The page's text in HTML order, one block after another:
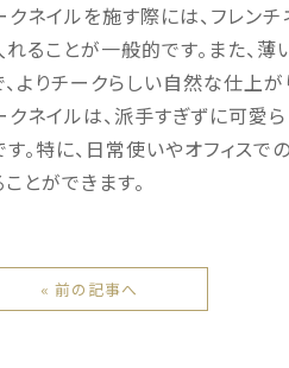
クネイルを施す際には、フレン
れることが一般的です。また、
、よりチークらしい自然な仕上
クネイルは、派手すぎずに可愛
す。特に、日常使いやオフィス
ことができます。
« 前の記事へ